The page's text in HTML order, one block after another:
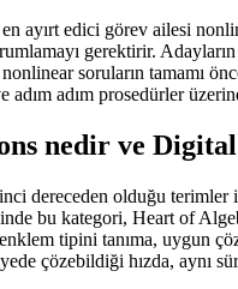
ayırt edici görev ailesi
gerektirir.
nonlinear soruların tamamı
adım adım prosedürler
nedir ve
dereceden olduğu terimler
bu kategori, Heart of
tipini tanıma, uygun
çözebildiği hızda, aynı